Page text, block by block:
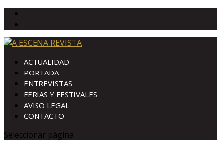
ACTUALIDAD
PORTADA
ENTREVISTAS
FERIAS Y FESTIVALES
AVISO LEGAL
CONTACTO
Seleccionar página